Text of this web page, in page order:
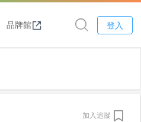
品牌館 登入
加入追蹤